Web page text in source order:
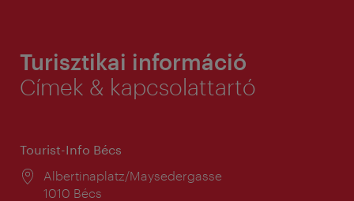
Turisztikai információ
Címek & kapcsolattartó
Tourist-Info Bécs
Helyszín:
Albertinaplatz/Maysedergasse
1010 Bécs